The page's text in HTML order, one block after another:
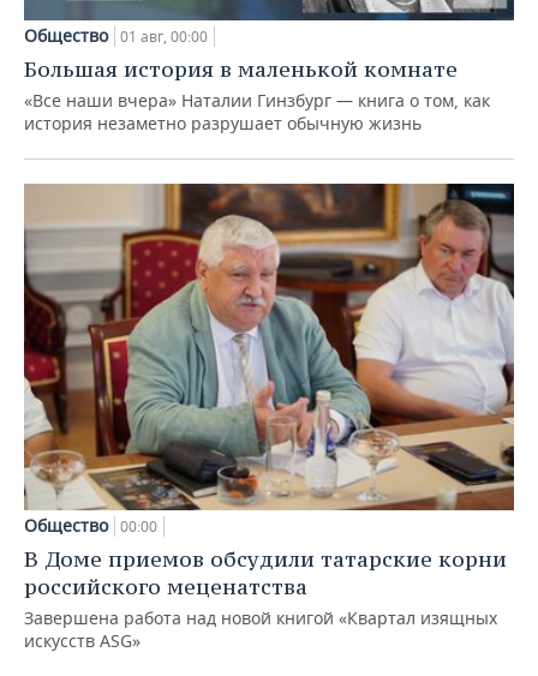
Общество 01 авг, 00:00
Большая история в маленькой комнате
«Все наши вчера» Наталии Гинзбург — книга о том, как
история незаметно разрушает обычную жизнь
Общество 00:00
В Доме приемов обсудили татарские корни
российского меценатства
Завершена работа над новой книгой «Квартал изящных
искусств ASG»